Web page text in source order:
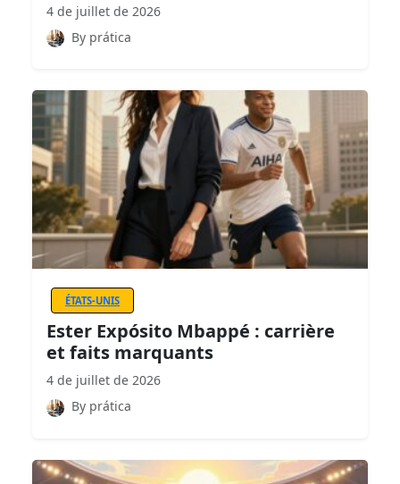
4 de juillet de 2026
By prática
ÉTATS-UNIS
Ester Expósito Mbappé : carrière
et faits marquants
4 de juillet de 2026
By prática